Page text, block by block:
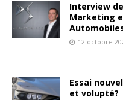
Interview
Marketing
12 octobre
Essai
et volupté?